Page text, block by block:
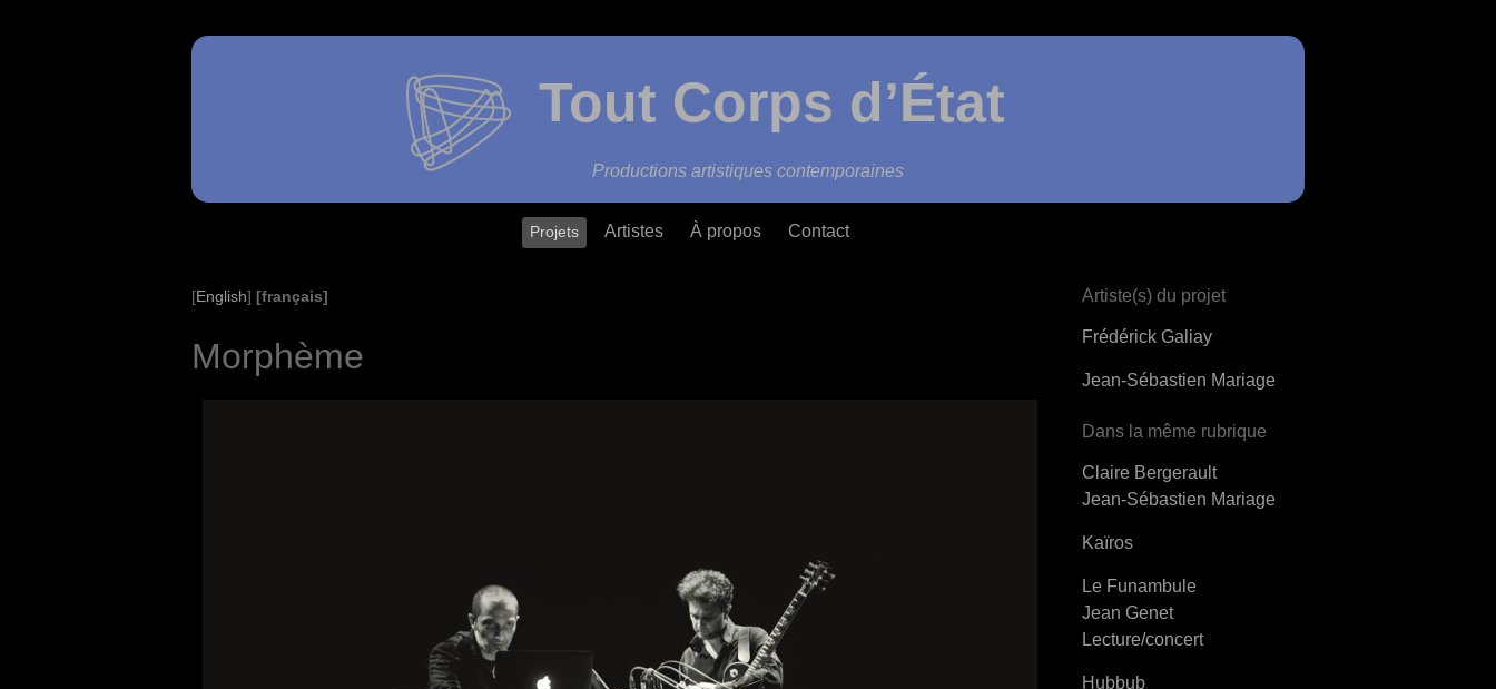
Tout Corps d’État
Productions artistiques contemporaines
Projets Artistes À propos Contact
[English] [français]
Morphème
Artiste(s) du projet
Frédérick Galiay
Jean-Sébastien Mariage
Dans la même rubrique
Claire Bergerault
Jean-Sébastien Mariage
Kaïros
Le Funambule
Jean Genet
Lecture/concert
Hubbub